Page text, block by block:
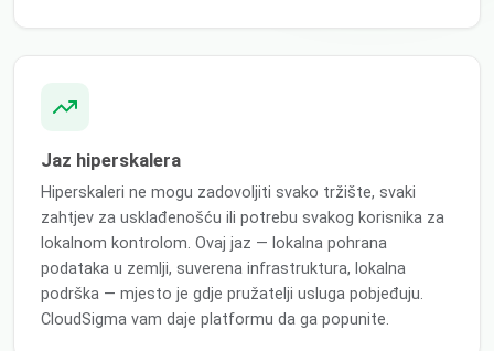
Jaz hiperskalera
Hiperskaleri ne mogu zadovoljiti svako tržište, svaki
zahtjev za usklađenošću ili potrebu svakog korisnika za
lokalnom kontrolom. Ovaj jaz — lokalna pohrana
podataka u zemlji, suverena infrastruktura, lokalna
podrška — mjesto je gdje pružatelji usluga pobjeđuju.
CloudSigma vam daje platformu da ga popunite.